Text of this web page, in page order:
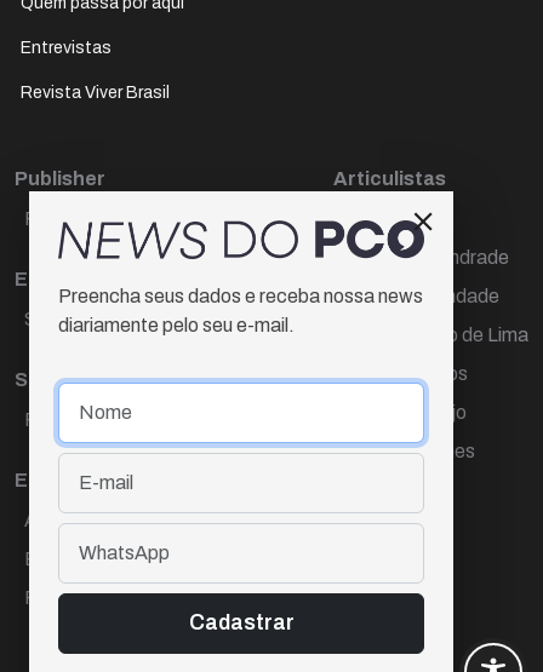
Entrevistas
Revista Viver Brasil
Publisher
Paulo Cesar de Oliveira
Editora Chefe
Sueli Cotta
Sub-editora
Raquel Ayres
Equipe
Ana Lúcia Cortez
Eliane Hardy
Fernando Torres
Articulistas
Décio Freire
Dr Marcos Andrade
Hamilton Trindade
Igor Carvalho de Lima
Mario Campos
Renata Araújo
Wagner Gomes
Preencha seus dados e receba nossa news
diariamente pelo seu e-mail.